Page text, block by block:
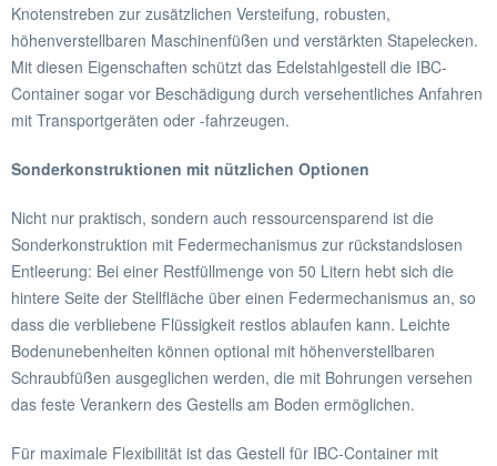
Knotenstreben zur zusätzlichen Versteifung, robusten,
höhenverstellbaren Maschinenfüßen und verstärkten Stapelecken.
Mit diesen Eigenschaften schützt das Edelstahlgestell die IBC-
Container sogar vor Beschädigung durch versehentliches Anfahren
mit Transportgeräten oder -fahrzeugen.
Sonderkonstruktionen mit nützlichen Optionen
Nicht nur praktisch, sondern auch ressourcensparend ist die
Sonderkonstruktion mit Federmechanismus zur rückstandslosen
Entleerung: Bei einer Restfüllmenge von 50 Litern hebt sich die
hintere Seite der Stellfläche über einen Federmechanismus an, so
dass die verbliebene Flüssigkeit restlos ablaufen kann. Leichte
Bodenunebenheiten können optional mit höhenverstellbaren
Schraubfüßen ausgeglichen werden, die mit Bohrungen versehen
das feste Verankern des Gestells am Boden ermöglichen.
Für maximale Flexibilität ist das Gestell für IBC-Container mit